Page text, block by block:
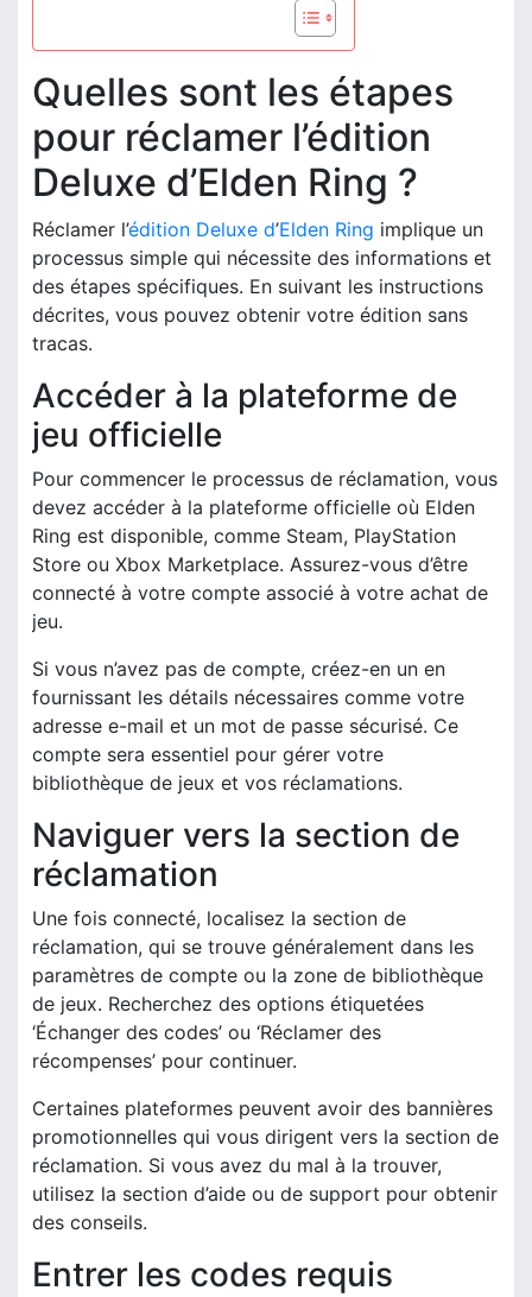
Quelles sont les étapes
pour réclamer l’édition
Deluxe d’Elden Ring ?
Réclamer l’édition Deluxe d’Elden Ring implique un
processus simple qui nécessite des informations et
des étapes spécifiques. En suivant les instructions
décrites, vous pouvez obtenir votre édition sans
tracas.
Accéder à la plateforme de
jeu officielle
Pour commencer le processus de réclamation, vous
devez accéder à la plateforme officielle où Elden
Ring est disponible, comme Steam, PlayStation
Store ou Xbox Marketplace. Assurez-vous d’être
connecté à votre compte associé à votre achat de
jeu.
Si vous n’avez pas de compte, créez-en un en
fournissant les détails nécessaires comme votre
adresse e-mail et un mot de passe sécurisé. Ce
compte sera essentiel pour gérer votre
bibliothèque de jeux et vos réclamations.
Naviguer vers la section de
réclamation
Une fois connecté, localisez la section de
réclamation, qui se trouve généralement dans les
paramètres de compte ou la zone de bibliothèque
de jeux. Recherchez des options étiquetées
‘Échanger des codes’ ou ‘Réclamer des
récompenses’ pour continuer.
Certaines plateformes peuvent avoir des bannières
promotionnelles qui vous dirigent vers la section de
réclamation. Si vous avez du mal à la trouver,
utilisez la section d’aide ou de support pour obtenir
des conseils.
Entrer les codes requis